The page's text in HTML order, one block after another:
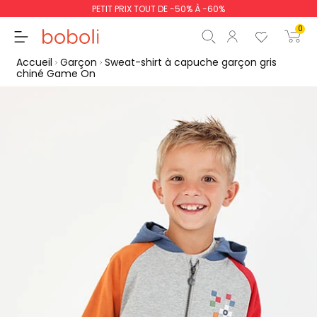
PETIT PRIX TOUT DE -50% À -60%
0
Commencer la
Accueil Garçon Sweat-shirt à capuche garçon gris
chiné Game On